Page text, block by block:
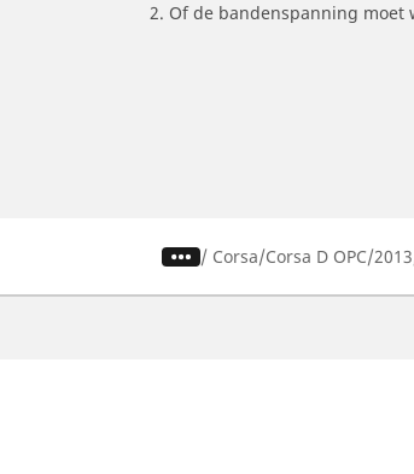
2. Of de bandenspanning moet
/ Corsa Corsa D OPC 2013